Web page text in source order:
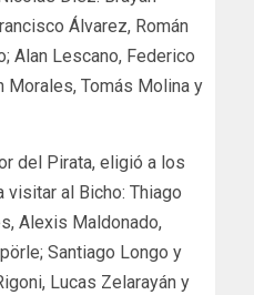
Álvarez, Román
Alan Lescano, Federico
Morales, Tomás Molina y
del Pirata, eligió a los
al Bicho: Thiago
Alexis Maldonado,
Santiago Longo y
Lucas Zelarayán y